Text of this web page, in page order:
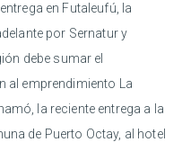
en Futaleufú, la
por Sernatur y
debe sumar el
al emprendimiento La
la reciente entrega a la
de Puerto Octay, al hotel